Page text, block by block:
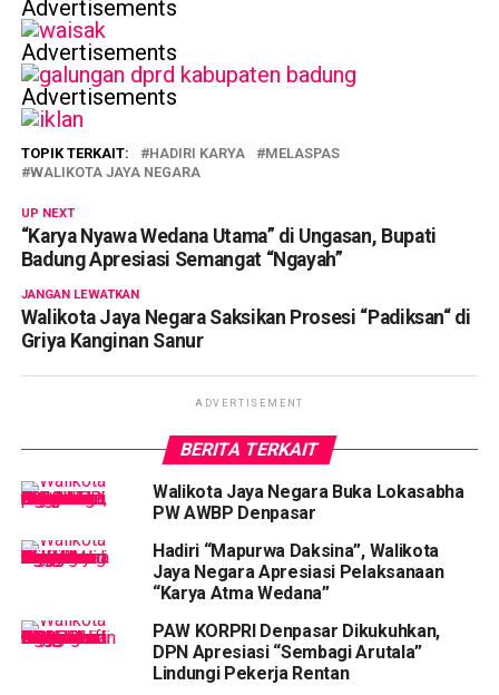
Advertisements
Advertisements
Advertisements
TOPIK TERKAIT: HADIRI KARYA
MELASPAS
WALIKOTA JAYA NEGARA
UP NEXT
“Karya Nyawa Wedana Utama” di Ungasan, Bupati
Badung Apresiasi Semangat “Ngayah”
JANGAN LEWATKAN
Walikota Jaya Negara Saksikan Prosesi “Padiksan“ di
Griya Kanginan Sanur
ADVERTISEMENT
BERITA TERKAIT
Walikota Jaya Negara Buka Lokasabha
PW AWBP Denpasar
Hadiri “Mapurwa Daksina”, Walikota
Jaya Negara Apresiasi Pelaksanaan
“Karya Atma Wedana”
PAW KORPRI Denpasar Dikukuhkan,
DPN Apresiasi “Sembagi Arutala”
Lindungi Pekerja Rentan